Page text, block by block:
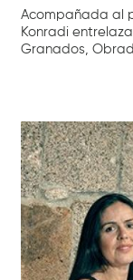
Acompañada al
Konradi
Granados,